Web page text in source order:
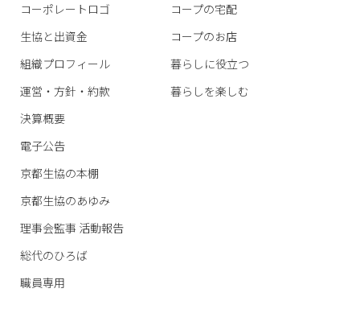
コーポレートロゴ
生協と出資金
組織プロフィール
運営・方針・約款
決算概要
電子公告
京都生協の本棚
京都生協のあゆみ
理事会監事 活動報告
総代のひろば
職員専用
コープの宅配
コープのお店
暮らしに役立つ
暮らしを楽しむ